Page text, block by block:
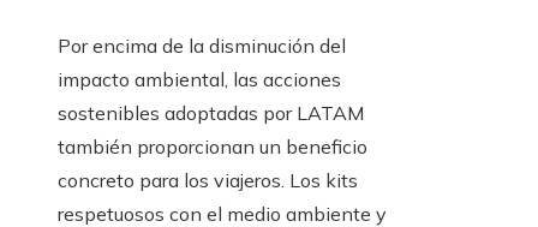
Por encima de la disminución del
impacto ambiental, las acciones
sostenibles adoptadas por LATAM
también proporcionan un beneficio
concreto para los viajeros. Los kits
respetuosos con el medio ambiente y